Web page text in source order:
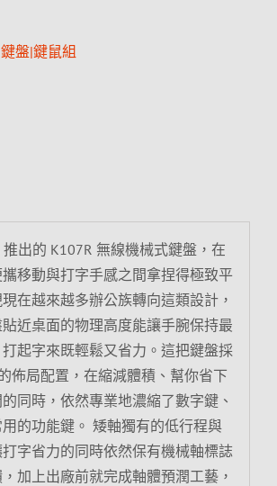
鍵盤|鍵鼠組
出的 K107R 無線機械式鍵盤，在
移動與打字手感之間拿捏得極致平
在越來越多辦公族轉向這類設計，
近桌面的物理高度能讓手腕保持最
起字來既輕鬆又省力。這把鍵盤採
佈局配置，在縮減體積、幫你省下
同時，依然專業地濃縮了數字鍵、
的功能鍵。 矮軸獨有的低行程與
字省力的同時依然保有機械軸標誌
加上出廠前就完成軸體預潤工藝，